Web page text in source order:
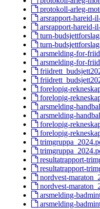
protokoll-arleg-
arsrapport-hareid-
arsrapport-hareid-
turn-
turn-
arsmelding-for-
arsmelding-for-
forelopig-
forelopig-
arsmelding-
arsmelding-
forelopig-
forelopig-
resultatrapport-
resultatrapport-
nordvest-
nordvest-
arsmelding-
arsmelding-